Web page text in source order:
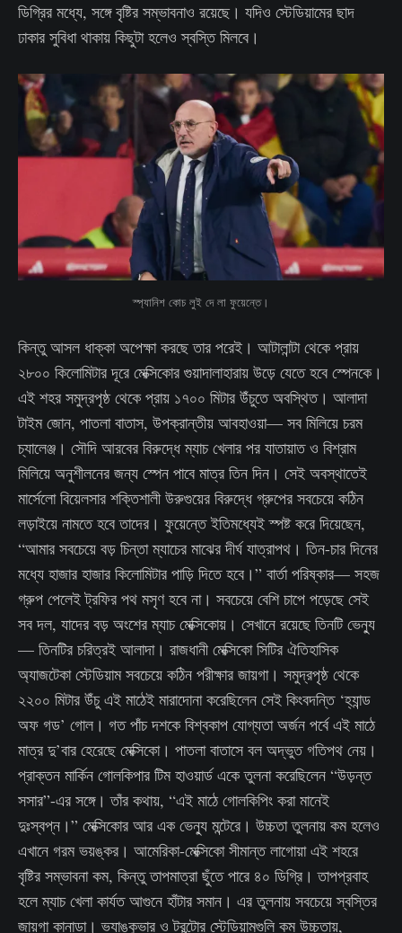
ডিগ্রির মধ্যে, সঙ্গে বৃষ্টির সম্ভাবনাও রয়েছে। যদিও স্টেডিয়ামের ছাদ
ঢাকার সুবিধা থাকায় কিছুটা হলেও স্বস্তি মিলবে।
স্প্যানিশ কোচ লুই দে লা ফুয়েন্তে।
কিন্তু আসল ধাক্কা অপেক্ষা করছে তার পরেই। আটালান্টা থেকে প্রায়
২৮০০ কিলোমিটার দূরে মেক্সিকোর গুয়াদালাহারায় উড়ে যেতে হবে স্পেনকে।
এই শহর সমুদ্রপৃষ্ঠ থেকে প্রায় ১৭০০ মিটার উঁচুতে অবস্থিত। আলাদা
টাইম জোন, পাতলা বাতাস, উপক্রান্তীয় আবহাওয়া— সব মিলিয়ে চরম
চ্যালেঞ্জ। সৌদি আরবের বিরুদ্ধে ম্যাচ খেলার পর যাতায়াত ও বিশ্রাম
মিলিয়ে অনুশীলনের জন্য স্পেন পাবে মাত্র তিন দিন। সেই অবস্থাতেই
মার্সেলো বিয়েলসার শক্তিশালী উরুগুয়ের বিরুদ্ধে গ্রুপের সবচেয়ে কঠিন
লড়াইয়ে নামতে হবে তাদের। ফুয়েন্তে ইতিমধ্যেই স্পষ্ট করে দিয়েছেন,
“আমার সবচেয়ে বড় চিন্তা ম্যাচের মাঝের দীর্ঘ যাত্রাপথ। তিন-চার দিনের
মধ্যে হাজার হাজার কিলোমিটার পাড়ি দিতে হবে।” বার্তা পরিষ্কার— সহজ
গ্রুপ পেলেই ট্রফির পথ মসৃণ হবে না। সবচেয়ে বেশি চাপে পড়েছে সেই
সব দল, যাদের বড় অংশের ম্যাচ মেক্সিকোয়। সেখানে রয়েছে তিনটি ভেন্যু
— তিনটির চরিত্রই আলাদা। রাজধানী মেক্সিকো সিটির ঐতিহাসিক
অ্যাজটেকা স্টেডিয়াম সবচেয়ে কঠিন পরীক্ষার জায়গা। সমুদ্রপৃষ্ঠ থেকে
২২০০ মিটার উঁচু এই মাঠেই মারাদোনা করেছিলেন সেই কিংবদন্তি ‘হ্যান্ড
অফ গড’ গোল। গত পাঁচ দশকে বিশ্বকাপ যোগ্যতা অর্জন পর্বে এই মাঠে
মাত্র দু’বার হেরেছে মেক্সিকো। পাতলা বাতাসে বল অদ্ভুত গতিপথ নেয়।
প্রাক্তন মার্কিন গোলকিপার টিম হাওয়ার্ড একে তুলনা করেছিলেন “উড়ন্ত
সসার”-এর সঙ্গে। তাঁর কথায়, “এই মাঠে গোলকিপিং করা মানেই
দুঃস্বপ্ন।” মেক্সিকোর আর এক ভেন্যু মন্টেরে। উচ্চতা তুলনায় কম হলেও
এখানে গরম ভয়ঙ্কর। আমেরিকা-মেক্সিকো সীমান্ত লাগোয়া এই শহরে
বৃষ্টির সম্ভাবনা কম, কিন্তু তাপমাত্রা ছুঁতে পারে ৪০ ডিগ্রি। তাপপ্রবাহ
হলে ম্যাচ খেলা কার্যত আগুনে হাঁটার সমান। এর তুলনায় সবচেয়ে স্বস্তির
জায়গা কানাডা। ভ্যাঙ্কুভার ও টরন্টোর স্টেডিয়ামগুলি কম উচ্চতায়,